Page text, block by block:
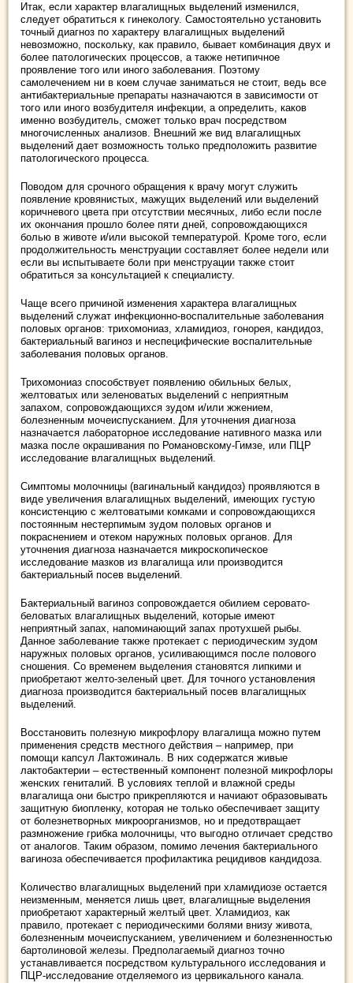
Итак, если характер влагалищных выделений изменился,
следует обратиться к гинекологу. Самостоятельно установить
точный диагноз по характеру влагалищных выделений
невозможно, поскольку, как правило, бывает комбинация двух и
более патологических процессов, а также нетипичное
проявление того или иного заболевания. Поэтому
самолечением ни в коем случае заниматься не стоит, ведь все
антибактериальные препараты назначаются в зависимости от
того или иного возбудителя инфекции, а определить, каков
именно возбудитель, сможет только врач посредством
многочисленных анализов. Внешний же вид влагалищных
выделений дает возможность только предположить развитие
патологического процесса.
Поводом для срочного обращения к врачу могут служить
появление кровянистых, мажущих выделений или выделений
коричневого цвета при отсутствии месячных, либо если после
их окончания прошло более пяти дней, сопровождающихся
болью в животе и/или высокой температурой. Кроме того, если
продолжительность менструации составляет более недели или
если вы испытываете боли при менструации также стоит
обратиться за консультацией к специалисту.
Чаще всего причиной изменения характера влагалищных
выделений служат инфекционно-воспалительные заболевания
половых органов: трихомониаз, хламидиоз, гонорея, кандидоз,
бактериальный вагиноз и неспецифические воспалительные
заболевания половых органов.
Трихомониаз способствует появлению обильных белых,
желтоватых или зеленоватых выделений с неприятным
запахом, сопровождающихся зудом и/или жжением,
болезненным мочеиспусканием. Для уточнения диагноза
назначается лабораторное исследование нативного мазка или
мазка после окрашивания по Романовскому-Гимзе, или ПЦР
исследование влагалищных выделений.
Симптомы молочницы (вагинальный кандидоз) проявляются в
виде увеличения влагалищных выделений, имеющих густую
консистенцию с желтоватыми комками и сопровождающихся
постоянным нестерпимым зудом половых органов и
покраснением и отеком наружных половых органов. Для
уточнения диагноза назначается микроскопическое
исследование мазков из влагалища или производится
бактериальный посев выделений.
Бактериальный вагиноз сопровождается обилием серовато-
беловатых влагалищных выделений, которые имеют
неприятный запах, напоминающий запах протухшей рыбы.
Данное заболевание также протекает с периодическим зудом
наружных половых органов, усиливающимся после полового
сношения. Со временем выделения становятся липкими и
приобретают желто-зеленый цвет. Для точного установления
диагноза производится бактериальный посев влагалищных
выделений.
Восстановить полезную микрофлору влагалища можно путем
применения средств местного действия – например, при
помощи капсул Лактожиналь. В них содержатся живые
лактобактерии – естественный компонент полезной микрофлоры
женских гениталий. В условиях теплой и влажной среды
влагалища они быстро прикрепляются и начиают образовывать
защитную биопленку, которая не только обеспечивает защиту
от болезнетворных микроорганизмов, но и предотвращает
размножение грибка молочницы, что выгодно отличает средство
от аналогов. Таким образом, помимо лечения бактериального
вагиноза обеспечивается профилактика рецидивов кандидоза.
Количество влагалищных выделений при хламидиозе остается
неизменным, меняется лишь цвет, влагалищные выделения
приобретают характерный желтый цвет. Хламидиоз, как
правило, протекает с периодическими болями внизу живота,
болезненным мочеиспусканием, увеличением и болезненностью
бартолиновой железы. Предполагаемый диагноз точно
устанавливается посредством культурального исследования и
ПЦР-исследование отделяемого из цервикального канала.